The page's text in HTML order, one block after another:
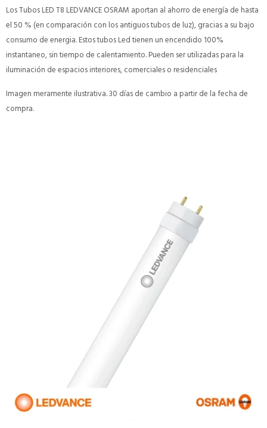
Los Tubos LED T8 LEDVANCE OSRAM aportan al ahorro de energía de hasta
el 50 % (en comparación con los antiguos tubos de luz), gracias a su bajo
consumo de energia. Estos tubos Led tienen un encendido 100%
instantaneo, sin tiempo de calentamiento. Pueden ser utilizadas para la
iluminación de espacios interiores, comerciales o residenciales
Imagen meramente ilustrativa. 30 días de cambio a partir de la fecha de
compra.